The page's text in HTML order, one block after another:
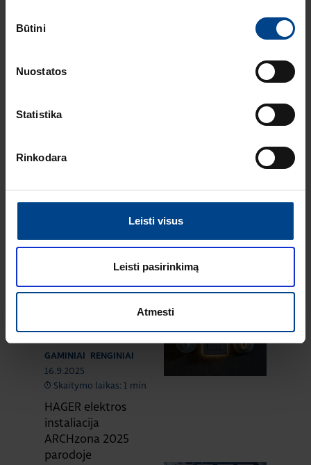
pasirinkimas
Būtini
Nuostatos
Statistika
Rinkodara
Leisti visus
Leisti pasirinkimą
Atmesti
18.2.2026
HAGER lumina
Europoje
Skaitymo laikas: 1 min
Naujas HAGER
ir jų sistemų
INSTALIACIJOS
GAMINIAI
RENGINIAI
16.9.2025
Skaitymo laikas: 1 min
HAGER elektros
instaliacija
ARCHzona 2025
parodoje